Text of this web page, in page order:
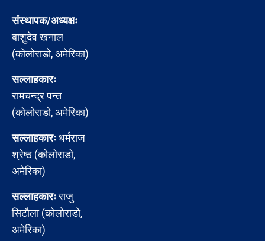
संस्थापक/अध्यक्षः
बाशुदेव खनाल
(कोलोराडो, अमेरिका)
सल्लाहकारः
रामचन्द्र पन्त
(कोलोराडो, अमेरिका)
सल्लाहकारःधर्मराज
श्रेष्ठ (कोलोराडो,
अमेरिका)
सल्लाहकारःराजु
सिटौला (कोलोराडो,
अमेरिका)